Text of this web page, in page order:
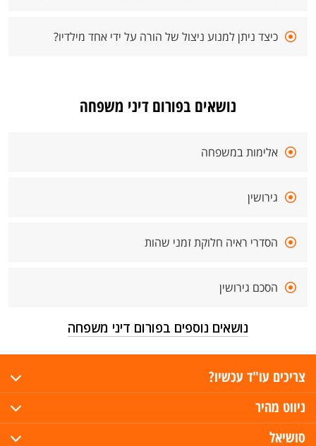
כיצד ניתן למנוע ניצול של הורה על ידי אחד מילדיו?
נושאים בפורום דיני משפחה
אלימות במשפחה
גירושין
הסדרי ראיה חלוקת זמני שהות
הסכם גירושין
נושאים נוספים בפורום דיני משפחה
צריכים עו"ד עכשיו?
ניווט מהיר
סושיאל